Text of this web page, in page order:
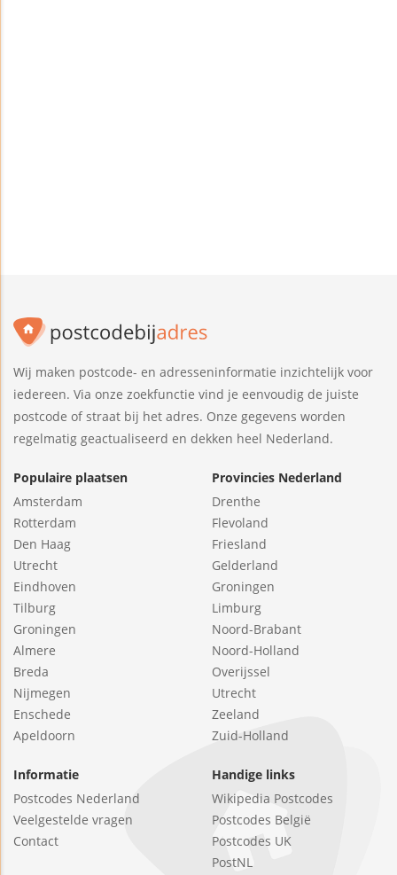
Wij maken postcode- en adresseninformatie inzichtelijk voor
iedereen. Via onze zoekfunctie vind je eenvoudig de juiste
postcode of straat bij het adres. Onze gegevens worden
regelmatig geactualiseerd en dekken heel Nederland.
Populaire plaatsen
Amsterdam
Rotterdam
Den Haag
Utrecht
Eindhoven
Tilburg
Groningen
Almere
Breda
Nijmegen
Enschede
Apeldoorn
Provincies Nederland
Drenthe
Flevoland
Friesland
Gelderland
Groningen
Limburg
Noord-Brabant
Noord-Holland
Overijssel
Utrecht
Zeeland
Zuid-Holland
Informatie
Postcodes Nederland
Veelgestelde vragen
Contact
Handige links
Wikipedia Postcodes
Postcodes België
Postcodes UK
PostNL